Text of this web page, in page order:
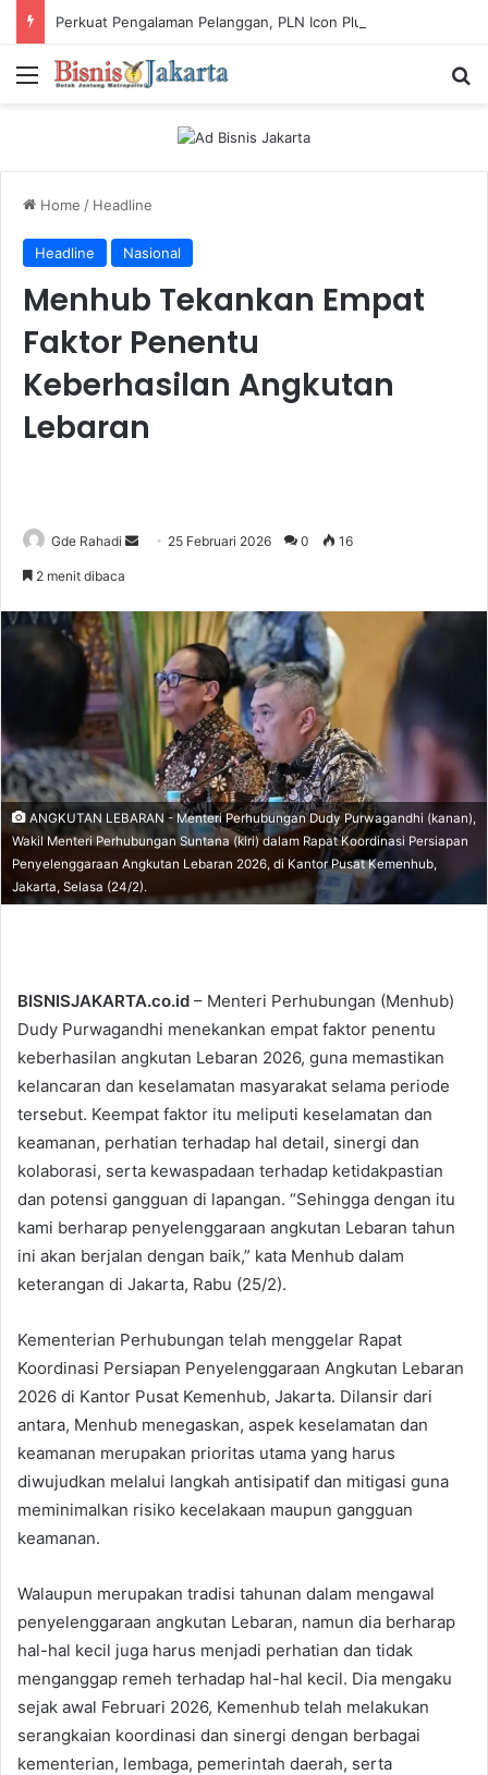
Menu
Home / Headline
Headline Nasional
Menhub Tekankan Empat
Faktor Penentu
Keberhasilan Angkutan
Lebaran
Gde Rahadi
i
l
25 Februari 2026 0 16
2 menit dibaca
ANGKUTAN LEBARAN - Menteri Perhubungan Dudy Purwagandhi (kanan),
Wakil Menteri Perhubungan Suntana (kiri) dalam Rapat Koordinasi Persiapan
Penyelenggaraan Angkutan Lebaran 2026, di Kantor Pusat Kemenhub,
Jakarta, Selasa (24/2).
BISNISJAKARTA.co.id – Menteri Perhubungan (Menhub)
Dudy Purwagandhi menekankan empat faktor penentu
keberhasilan angkutan Lebaran 2026, guna memastikan
kelancaran dan keselamatan masyarakat selama periode
tersebut. Keempat faktor itu meliputi keselamatan dan
keamanan, perhatian terhadap hal detail, sinergi dan
kolaborasi, serta kewaspadaan terhadap ketidakpastian
dan potensi gangguan di lapangan. “Sehingga dengan itu
kami berharap penyelenggaraan angkutan Lebaran tahun
ini akan berjalan dengan baik,” kata Menhub dalam
keterangan di Jakarta, Rabu (25/2).
Kementerian Perhubungan telah menggelar Rapat
Koordinasi Persiapan Penyelenggaraan Angkutan Lebaran
2026 di Kantor Pusat Kemenhub, Jakarta. Dilansir dari
antara, Menhub menegaskan, aspek keselamatan dan
keamanan merupakan prioritas utama yang harus
diwujudkan melalui langkah antisipatif dan mitigasi guna
meminimalkan risiko kecelakaan maupun gangguan
keamanan.
Walaupun merupakan tradisi tahunan dalam mengawal
penyelenggaraan angkutan Lebaran, namun dia berharap
hal-hal kecil juga harus menjadi perhatian dan tidak
menganggap remeh terhadap hal-hal kecil. Dia mengaku
sejak awal Februari 2026, Kemenhub telah melakukan
serangkaian koordinasi dan sinergi dengan berbagai
kementerian, lembaga, pemerintah daerah, serta